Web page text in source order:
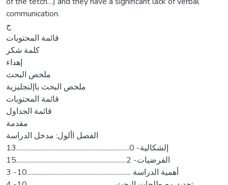
communication.
ج
قائمة المحتويات
كلمة شكر
إهداء
ملخص البحث
ملخص البحث باإلنجليزية
قائمة المحتويات
قائمة الجداول
مقدمة
الفصل األول: مدخل الدراسة
13..........................................................................إلشكالية- 0
15........................................................................الفرضيات- 2
3 -أهمية الدراسة ....................................................................10